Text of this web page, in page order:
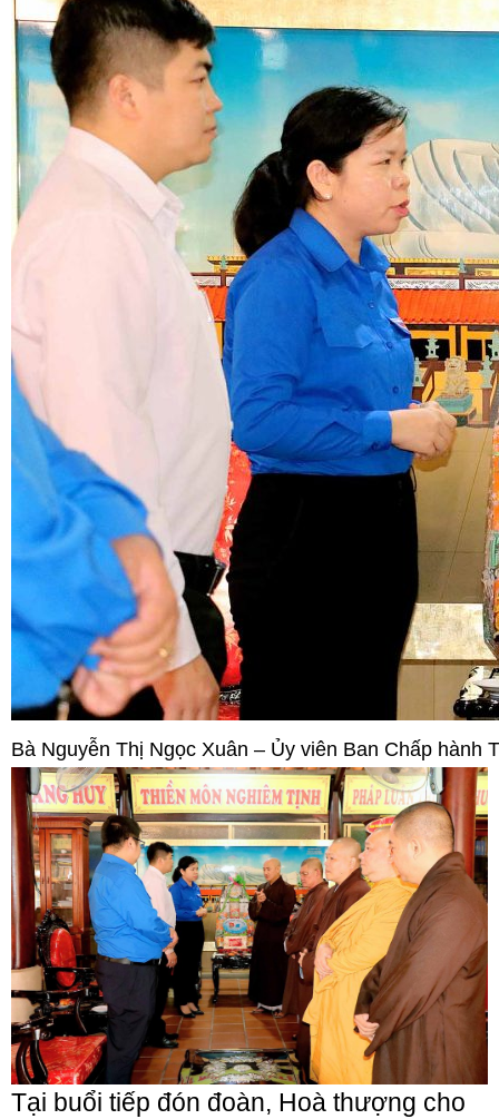
Bà Nguyễn Thị Ngọc Xuân – Ủy viên Ban Chấp
Tại buổi tiếp đón đoàn, Hoà thượng cho